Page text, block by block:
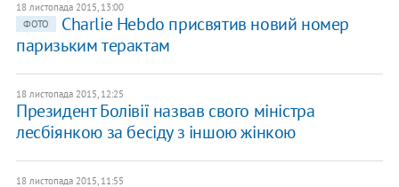
18 листопада 2015, 13:00
ФОТО
Charlie Hebdo присвятив новий номер
паризьким терактам
18 листопада 2015, 12:25
​Президент Болівії назвав свого міністра
лесбіянкою за бесіду з іншою жінкою
18 листопада 2015, 11:55